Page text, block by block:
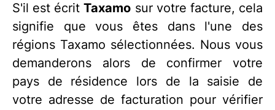
S'il est écritTaxamo sur votre facture, cela
signifie que vous êtes dans l'une des
régions Taxamo sélectionnées. Nous vous
demanderons alors de confirmer votre
pays de résidence lors de la saisie de
votre adresse de facturation pour vérifier